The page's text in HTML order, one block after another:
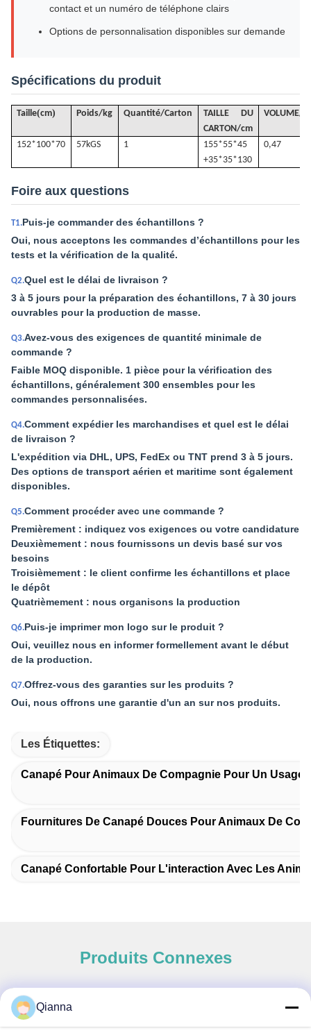
contact et un numéro de téléphone clairs
Options de personnalisation disponibles sur demande
Spécifications du produit
Taille(cm) Poids/kg Quantité/Carton
TAILLE DU
CARTON/cm
VOLUME/
152*100*70 57kGS 1
155*55*45
+35*35*130
0,47
Foire aux questions
T1.Puis-je commander des échantillons ?
Oui, nous acceptons les commandes d’échantillons pour les
tests et la vérification de la qualité.
Q2.Quel est le délai de livraison ?
3 à 5 jours pour la préparation des échantillons, 7 à 30 jours
ouvrables pour la production de masse.
Q3.Avez-vous des exigences de quantité minimale de
commande ?
Faible MOQ disponible. 1 pièce pour la vérification des
échantillons, généralement 300 ensembles pour les
commandes personnalisées.
Q4.Comment expédier les marchandises et quel est le délai
de livraison ?
L'expédition via DHL, UPS, FedEx ou TNT prend 3 à 5 jours.
Des options de transport aérien et maritime sont également
disponibles.
Q5.Comment procéder avec une commande ?
Premièrement : indiquez vos exigences ou votre candidature
Deuxièmement : nous fournissons un devis basé sur vos
besoins
Troisièmement : le client confirme les échantillons et place
le dépôt
Quatrièmement : nous organisons la production
Q6.Puis-je imprimer mon logo sur le produit ?
Oui, veuillez nous en informer formellement avant le début
de la production.
Q7.Offrez-vous des garanties sur les produits ?
Oui, nous offrons une garantie d'un an sur nos produits.
Les Étiquettes:
Canapé Pour Animaux De Compagnie Pour Un Usage
Fournitures De Canapé Douces Pour Animaux De
Canapé Confortable Pour L'interaction Avec Les
Produits Connexes
Qianna